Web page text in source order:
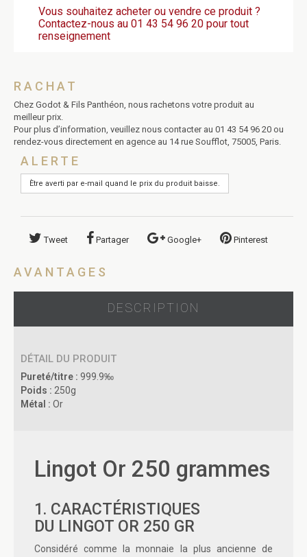
Vous souhaitez acheter ou vendre ce produit ?
Contactez-nous au 01 43 54 96 20 pour tout
renseignement
RACHAT
Chez Godot & Fils Panthéon, nous rachetons votre produit au
meilleur prix.
Pour plus d’information, veuillez nous contacter au 01 43 54 96 20 ou
rendez-vous directement en agence au 14 rue Soufflot, 75005, Paris.
ALERTE
Tweet Partager Google+ Pinterest
AVANTAGES
DESCRIPTION
DÉTAIL DU PRODUIT
Pureté/titre : 999.9‰
Poids : 250g
Métal : Or
Lingot Or 250 grammes
1. CARACTÉRISTIQUES
DU LINGOT OR 250 GR
Considéré comme la monnaie la plus ancienne de